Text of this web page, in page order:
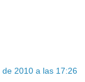
2010 a las 17:26